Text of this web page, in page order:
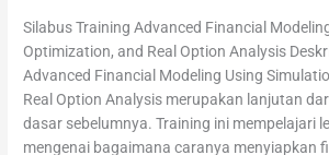
Silabus Training Advanced Financial
Optimization, and Real Option Analysis
Advanced Financial Modeling Using
Real Option Analysis merupakan lanjutan
dasar sebelumnya. Training ini mempelajari
mengenai bagaimana caranya menyiapkan